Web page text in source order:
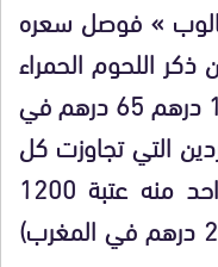
» فوصل سعره
دراهم) دون ذكر اللحوم الحمراء
التي لم تنزل عن 1300 دج (150 درهم 65 درهم في
التي تجاوزت كل
التصورات ببلوغ الكيلوغرام الواحد منه عتبة 1200
دينار (140 درهم ما بين 10 و20 درهم في المغرب)